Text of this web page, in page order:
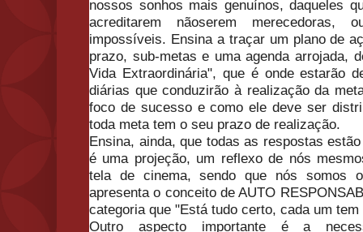
nossos sonhos mais genuínos, daqueles
acreditarem nãoserem merecedoras,
impossíveis. Ensina a traçar um plano de
prazo, sub-metas e uma agenda arrojada,
Vida Extraordinária", que é onde estarão
diárias que conduzirão à realização da
foco de sucesso e como ele deve ser
toda meta tem o seu prazo de realização.
Ensina, ainda, que todas as respostas estão
é uma projeção, um reflexo de nós
tela de cinema, sendo que nós somos
o
apresenta o conceito de AUTO
categoria que "Está tudo certo, cada um
Outro aspecto importante é a